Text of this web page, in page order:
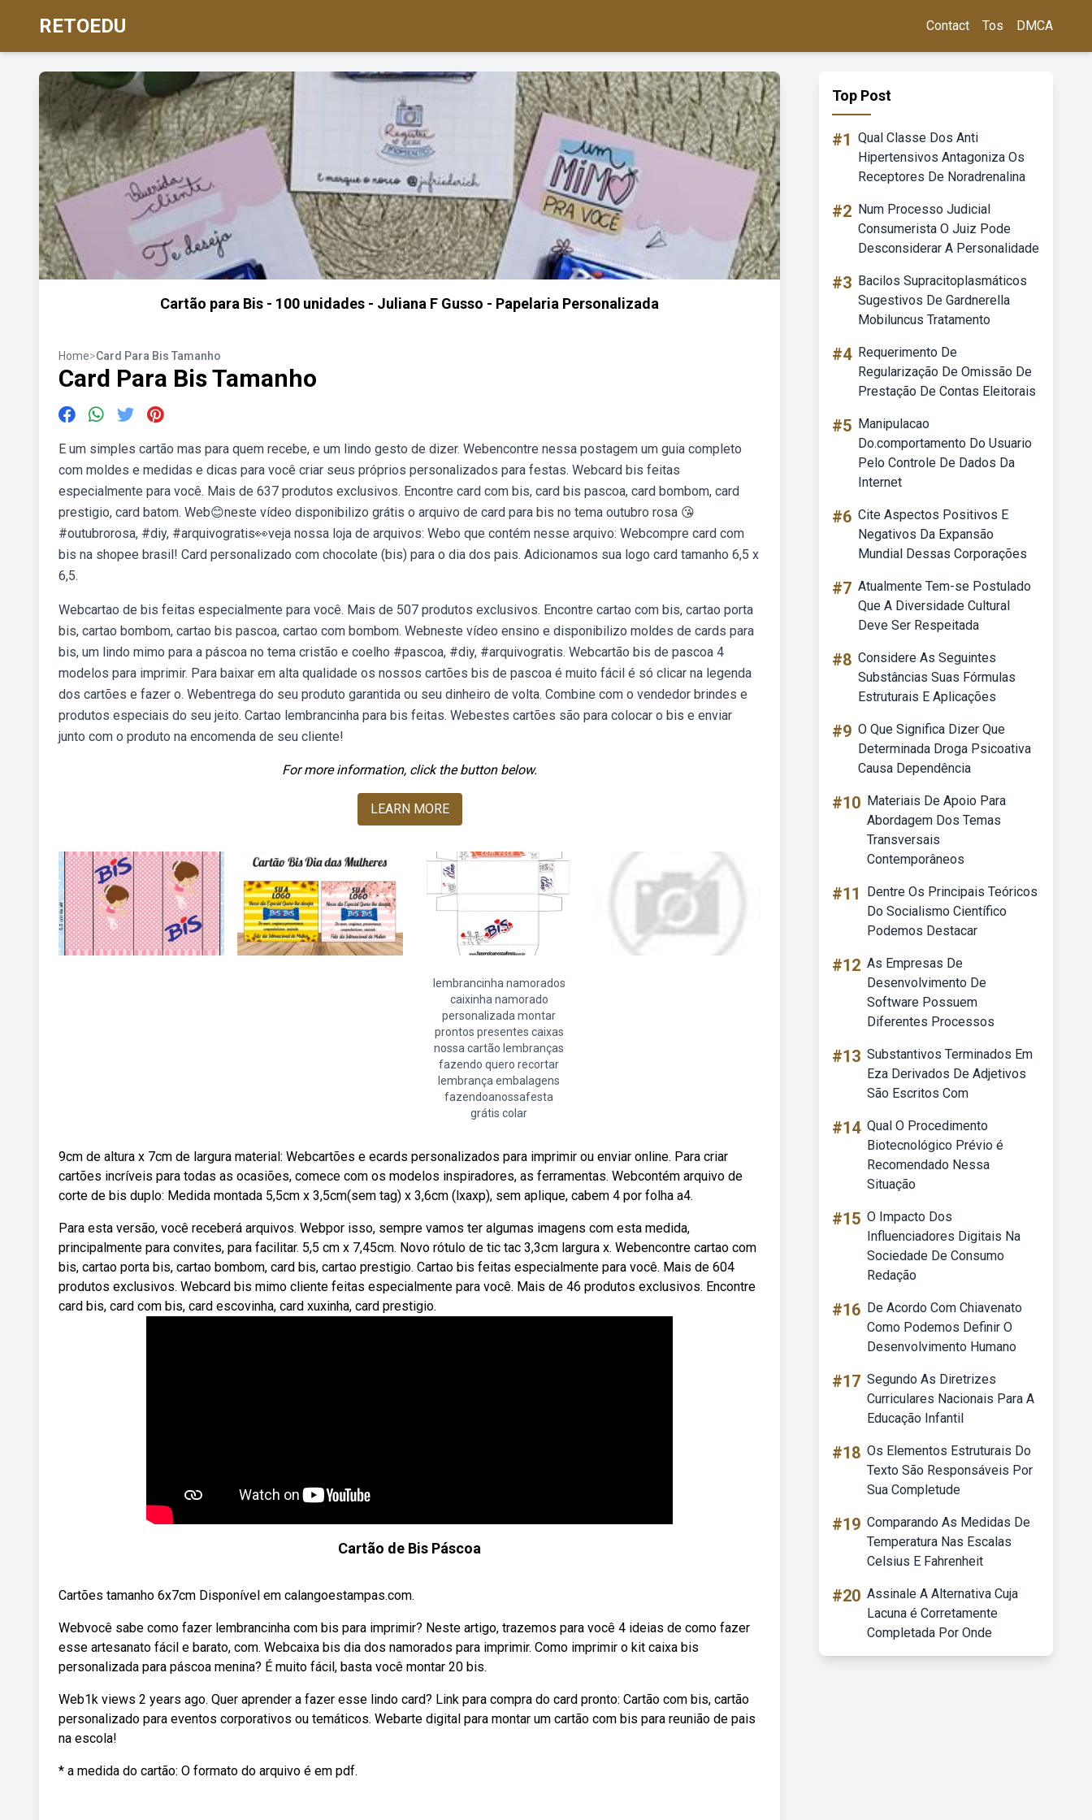
RETOEDU Contact Tos DMCA
Cartão para Bis - 100 unidades - Juliana F Gusso - Papelaria Personalizada
Home>Card Para Bis Tamanho
Card Para Bis Tamanho
E um simples cartão mas para quem recebe, e um lindo gesto de dizer. Webencontre nessa postagem um guia completo
com moldes e medidas e dicas para você criar seus próprios personalizados para festas. Webcard bis feitas
especialmente para você. Mais de 637 produtos exclusivos. Encontre card com bis, card bis pascoa, card bombom, card
prestigio, card batom. Web😊neste vídeo disponibilizo grátis o arquivo de card para bis no tema outubro rosa 😘
#outubrorosa, #diy, #arquivogratis👀veja nossa loja de arquivos: Webo que contém nesse arquivo: Webcompre card com
bis na shopee brasil! Card personalizado com chocolate (bis) para o dia dos pais. Adicionamos sua logo card tamanho 6,5 x
6,5.
Webcartao de bis feitas especialmente para você. Mais de 507 produtos exclusivos. Encontre cartao com bis, cartao porta
bis, cartao bombom, cartao bis pascoa, cartao com bombom. Webneste vídeo ensino e disponibilizo moldes de cards para
bis, um lindo mimo para a páscoa no tema cristão e coelho #pascoa, #diy, #arquivogratis. Webcartão bis de pascoa 4
modelos para imprimir. Para baixar em alta qualidade os nossos cartões bis de pascoa é muito fácil é só clicar na legenda
dos cartões e fazer o. Webentrega do seu produto garantida ou seu dinheiro de volta. Combine com o vendedor brindes e
produtos especiais do seu jeito. Cartao lembrancinha para bis feitas. Webestes cartões são para colocar o bis e enviar
junto com o produto na encomenda de seu cliente!
For more information, click the button below.
LEARN MORE
lembrancinha namorados
caixinha namorado
personalizada montar
prontos presentes caixas
nossa cartão lembranças
fazendo quero recortar
lembrança embalagens
fazendoanossafesta
grátis colar
9cm de altura x 7cm de largura material: Webcartões e ecards personalizados para imprimir ou enviar online. Para criar
cartões incríveis para todas as ocasiões, comece com os modelos inspiradores, as ferramentas. Webcontém arquivo de
corte de bis duplo: Medida montada 5,5cm x 3,5cm(sem tag) x 3,6cm (lxaxp), sem aplique, cabem 4 por folha a4.
Para esta versão, você receberá arquivos. Webpor isso, sempre vamos ter algumas imagens com esta medida,
principalmente para convites, para facilitar. 5,5 cm x 7,45cm. Novo rótulo de tic tac 3,3cm largura x. Webencontre cartao com
bis, cartao porta bis, cartao bombom, card bis, cartao prestigio. Cartao bis feitas especialmente para você. Mais de 604
produtos exclusivos. Webcard bis mimo cliente feitas especialmente para você. Mais de 46 produtos exclusivos. Encontre
card bis, card com bis, card escovinha, card xuxinha, card prestigio.
Cartão de Bis Páscoa
Cartões tamanho 6x7cm Disponível em calangoestampas.com.
Webvocê sabe como fazer lembrancinha com bis para imprimir? Neste artigo, trazemos para você 4 ideias de como fazer
esse artesanato fácil e barato, com. Webcaixa bis dia dos namorados para imprimir. Como imprimir o kit caixa bis
personalizada para páscoa menina? É muito fácil, basta você montar 20 bis.
Web1k views 2 years ago. Quer aprender a fazer esse lindo card? Link para compra do card pronto: Cartão com bis, cartão
personalizado para eventos corporativos ou temáticos. Webarte digital para montar um cartão com bis para reunião de pais
na escola!
* a medida do cartão: O formato do arquivo é em pdf.
Top Post
#1 Qual Classe Dos Anti
Hipertensivos Antagoniza Os
Receptores De Noradrenalina
#2 Num Processo Judicial
Consumerista O Juiz Pode
Desconsiderar A Personalidade
#3 Bacilos Supracitoplasmáticos
Sugestivos De Gardnerella
Mobiluncus Tratamento
#4 Requerimento De
Regularização De Omissão De
Prestação De Contas Eleitorais
#5 Manipulacao
Do.comportamento Do Usuario
Pelo Controle De Dados Da
Internet
#6 Cite Aspectos Positivos E
Negativos Da Expansão
Mundial Dessas Corporações
#7 Atualmente Tem-se Postulado
Que A Diversidade Cultural
Deve Ser Respeitada
#8 Considere As Seguintes
Substâncias Suas Fórmulas
Estruturais E Aplicações
#9 O Que Significa Dizer Que
Determinada Droga Psicoativa
Causa Dependência
#10 Materiais De Apoio Para
Abordagem Dos Temas
Transversais
Contemporâneos
#11
Dentre Os Principais Teóricos
Do Socialismo Científico
Podemos Destacar
#12 As Empresas De
Desenvolvimento De
Software Possuem
Diferentes Processos
#13 Substantivos Terminados Em
Eza Derivados De Adjetivos
São Escritos Com
#14 Qual O Procedimento
Biotecnológico Prévio é
Recomendado Nessa
Situação
#15 O Impacto Dos
Influenciadores Digitais Na
Sociedade De Consumo
Redação
#16 De Acordo Com Chiavenato
Como Podemos Definir O
Desenvolvimento Humano
#17 Segundo As Diretrizes
Curriculares Nacionais Para A
Educação Infantil
#18 Os Elementos Estruturais Do
Texto São Responsáveis Por
Sua Completude
#19 Comparando As Medidas De
Temperatura Nas Escalas
Celsius E Fahrenheit
#20 Assinale A Alternativa Cuja
Lacuna é Corretamente
Completada Por Onde